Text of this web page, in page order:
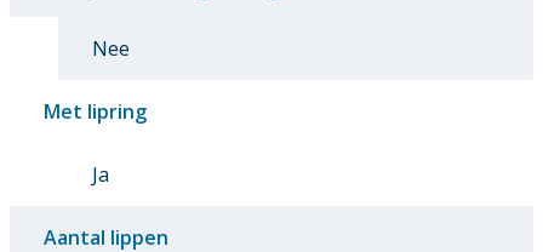
Nee
Met lipring
Ja
Aantal lippen